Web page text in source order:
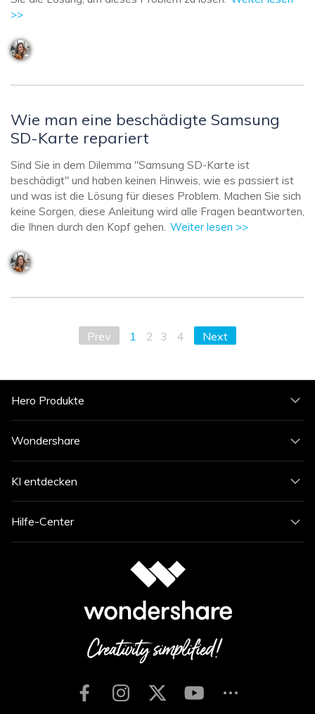
>>
Wie man eine beschädigte Samsung
SD-Karte repariert
Sind Sie in dem Dilemma "Samsung SD-Karte ist
beschädigt" und haben keinen Hinweis, wie es passiert ist
und was ist die Lösung für dieses Problem. Machen Sie sich
keine Sorgen, diese Anleitung wird alle Fragen beantworten,
die Ihnen durch den Kopf gehen. Weiter lesen >>
Prev 1 2 3 4 Next
Hero Produkte
Wondershare
KI entdecken
Hilfe-Center